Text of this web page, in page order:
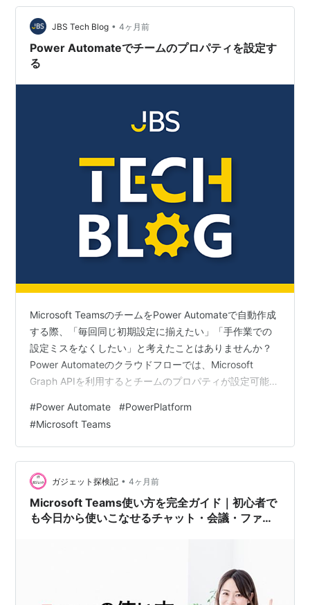
る手順を解説します。 事前準備 プレミアムコネクタが使
用できるライセンス Microsoft Ent…
JBS Tech Blog • 4ヶ月前
Power Automateでチームのプロパティを設定す
る
Microsoft TeamsのチームをPower Automateで自動作成
する際、「毎回同じ初期設定に揃えたい」「手作業での
設定ミスをなくしたい」と考えたことはありませんか？
Power Automateのクラウドフローでは、Microsoft
Graph APIを利用するとチームのプロパティが設定可能な
では、フローを利用してチームのプロパティを統一的に
設定する方法を紹介します。 事前準備 プレミアムコネク
タが使用できるライセンス Microsoft Entra 管理センター
でのアプリケーション登録 フローを作成する 設定内容
作成手順 …
#Power Automate #PowerPlatform
#Microsoft Teams
ガジェット探検記 • 4ヶ月前
Microsoft Teams使い方を完全ガイド｜初心者で
も今日から使いこなせるチャット・会議・ファイ